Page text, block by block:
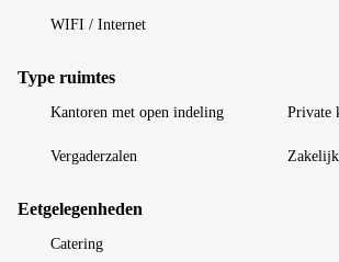
WIFI / Internet
Type ruimtes
Kantoren met open indeling Private
Vergaderzalen
Eetgelegenheden
Catering